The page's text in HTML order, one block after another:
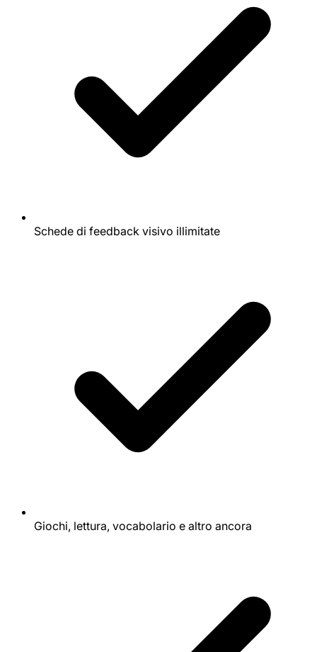
Schede di feedback visivo illimitate
Giochi, lettura, vocabolario e altro ancora